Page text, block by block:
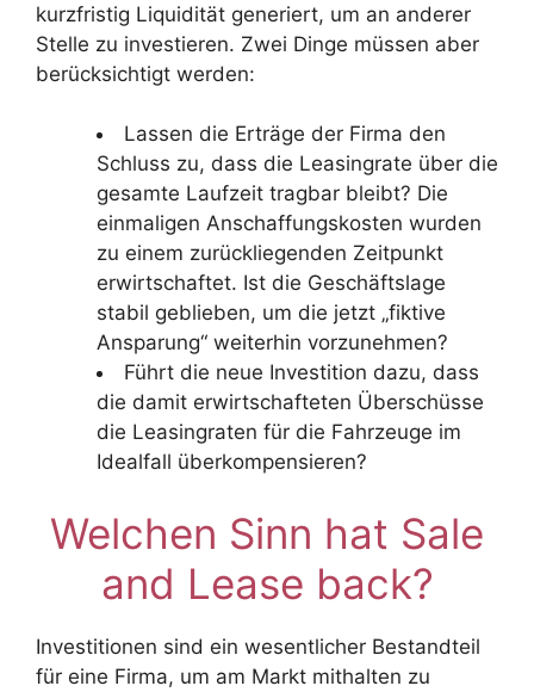
kurzfristig Liquidität generiert, um an anderer
Stelle zu investieren. Zwei Dinge müssen aber
berücksichtigt werden:
Lassen die Erträge der Firma den
Schluss zu, dass die Leasingrate über die
gesamte Laufzeit tragbar bleibt? Die
einmaligen Anschaffungskosten wurden
zu einem zurückliegenden Zeitpunkt
erwirtschaftet. Ist die Geschäftslage
stabil geblieben, um die jetzt „fiktive
Ansparung“ weiterhin vorzunehmen?
Führt die neue Investition dazu, dass
die damit erwirtschafteten Überschüsse
die Leasingraten für die Fahrzeuge im
Idealfall überkompensieren?
Welchen Sinn hat Sale
and Lease back?
Investitionen sind ein wesentlicher Bestandteil
für eine Firma, um am Markt mithalten zu